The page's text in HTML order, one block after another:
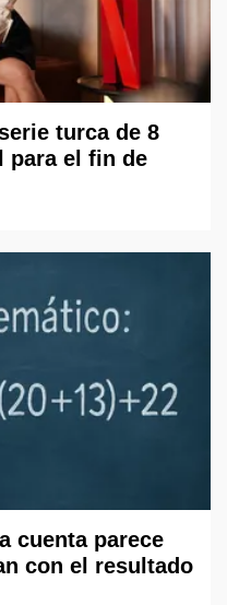
turca de 8
para el fin de
cuenta parece
con el resultado